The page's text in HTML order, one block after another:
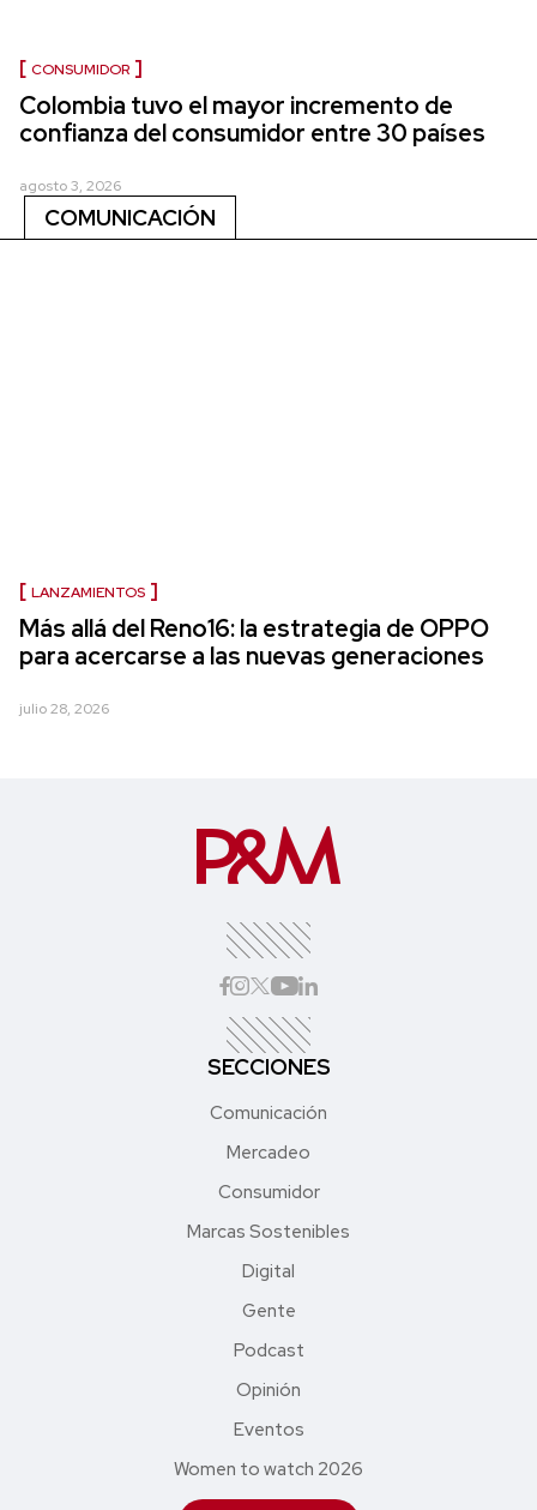
CONSUMIDOR
Colombia tuvo el mayor incremento de
confianza del consumidor entre 30 países
agosto 3, 2026
COMUNICACIÓN
LANZAMIENTOS
Más allá del Reno16: la estrategia de OPPO
para acercarse a las nuevas generaciones
julio 28, 2026
SECCIONES
Comunicación
Mercadeo
Consumidor
Marcas Sostenibles
Digital
Gente
Podcast
Opinión
Eventos
Women to watch 2026